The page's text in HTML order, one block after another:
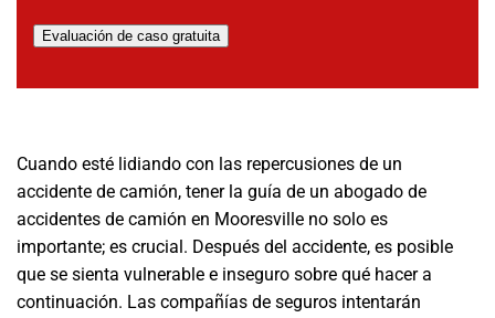
Evaluación de caso gratuita
Cuando esté lidiando con las repercusiones de un
accidente de camión, tener la guía de un abogado de
accidentes de camión en Mooresville no solo es
importante; es crucial. Después del accidente, es posible
que se sienta vulnerable e inseguro sobre qué hacer a
continuación. Las compañías de seguros intentarán